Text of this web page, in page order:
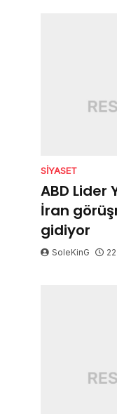
SIYASET
ABD Lider
İran
gidiyor
SoleKinG